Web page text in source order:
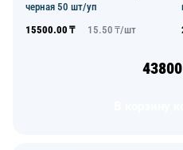
черная 50 шт/уп
15500.00 ₸ 15.50 ₸/шт